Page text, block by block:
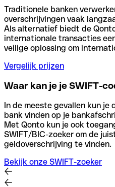
Traditionele banken
overschrijvingen vaak
Als alternatief biedt de
internationale transacties
veilige oplossing om
Vergelijk prijzen
Waar kan je je SWIFT-
In de meeste gevallen kun je
bank vinden op je
Met Qonto kun je ook
SWIFT/BIC-zoeker om de
geldoverschrijving te vinden.
Bekijk onze SWIFT-zoeker